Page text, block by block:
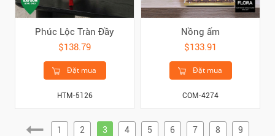
Phúc Lộc Tràn Đầy
$138.79
Đặt mua
HTM-5126
Nồng ấm
$133.91
Đặt mua
COM-4274
1 2 3 4 5 6 7 8 9